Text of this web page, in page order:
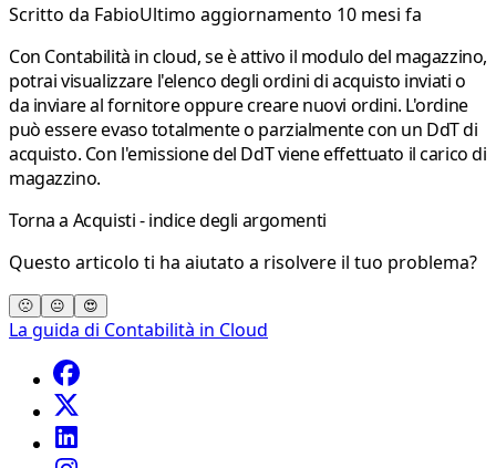
Scritto da FabioUltimo aggiornamento 10 mesi fa
Con Contabilità in cloud, se è attivo il modulo del magazzino,
potrai visualizzare l'elenco degli ordini di acquisto inviati o
da inviare al fornitore oppure creare nuovi ordini. L'ordine
può essere evaso totalmente o parzialmente con un DdT di
acquisto. Con l'emissione del DdT viene effettuato il carico di
magazzino.
Torna a Acquisti - indice degli argomenti
Questo articolo ti ha aiutato a risolvere il tuo problema?
🙁 😐 😍
La guida di Contabilità in Cloud